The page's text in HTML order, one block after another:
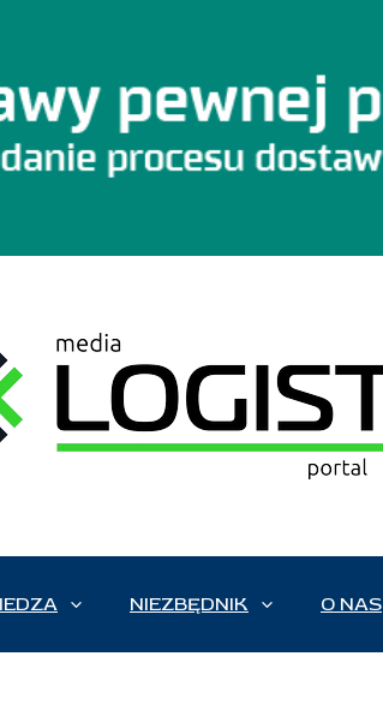
NIEZBĘDNIK O NAS